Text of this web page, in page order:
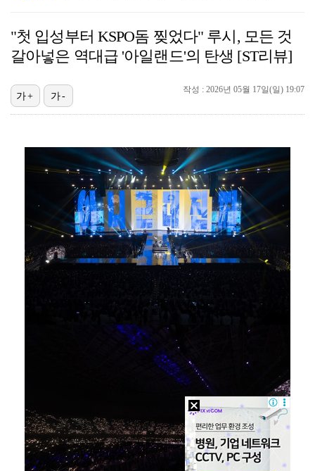
서장훈 감독 "내 능력 부족" 자책하게 만든 펜타곤과의…
대한축구협회의 '심판 성접대'…최악의 경우 런던 올림픽…
폭발물 지킨 안보현, '악마 교관' 정은채와 재회(재벌…
대놓고 '심판 마사지'로 결재 받기도…최종 결재권자는 …
'1라운드 115위' 김민별, 2라운드 7타 줄이며 7…
외신까지 퍼지고 있는 축구협회 성접대 논란…2002 한…
"첫 입성부터 KSPO돔 찢었다" 루시, 모든 것
갈아넣은 역대급 '아일랜드'의 탄생 [ST리뷰]
작성 : 2026년 05월 17일(일) 19:07
가+ 가-